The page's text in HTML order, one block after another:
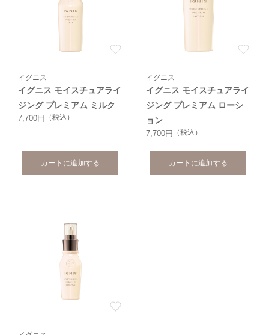
イグニス
イグニス モイスチュアライ
ジング プレミアム ミルク
7,700円 （税込）
カートに追加する
イグニス
イグニス モイスチュアライ
ジング プレミアム ローシ
ョン
7,700円 （税込）
カートに追加する